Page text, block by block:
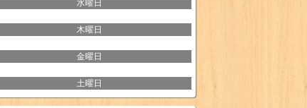
水曜日
木曜日
金曜日
土曜日